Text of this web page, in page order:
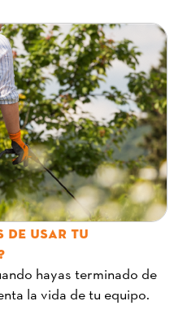
DE USAR TU
hayas terminado de
la vida de tu equipo.